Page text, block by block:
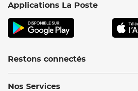
Applications La Poste
Restons connectés
Nos Services